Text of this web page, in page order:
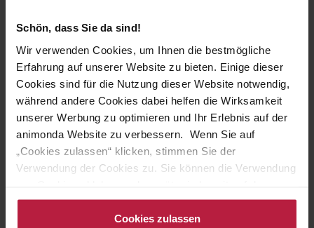
Schön, dass Sie da sind!
Wir verwenden Cookies, um Ihnen die bestmögliche
Erfahrung auf unserer Website zu bieten. Einige dieser
Cookies sind für die Nutzung dieser Website notwendig,
während andere Cookies dabei helfen die Wirksamkeit
unserer Werbung zu optimieren und Ihr Erlebnis auf der
animonda Website zu verbessern. Wenn Sie auf
„Cookies zulassen“ klicken, stimmen Sie der
Verwendung der Cookies zu. Sie können die Verwendung
Datenschutzseiteändern/widerrufen oder auf das
Cookiebot-Logo am linken unteren Bildrand klicken. Mit
Cookies zulassen
JETZT REGISTRIEREN ALS
- ZÜCHTER -
ICH BIN KEIN PROFI
... möchte aber animonda Produkte kaufen.